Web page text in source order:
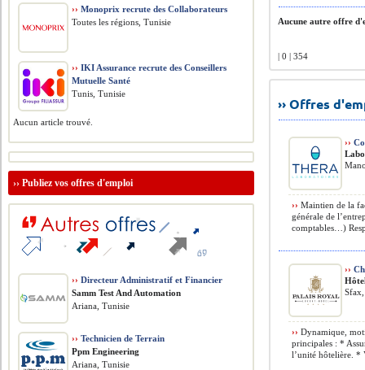
Aucune autre offre
| 0 | 354
›› Offres
››
›› Maintien de la
générale de
comptables…)
››
›› Dynamique,
principales : *
l’unité hôtelière. *
›› Monoprix recrute des Collaborateurs
Toutes les régions, Tunisie
›› IKI Assurance recrute des Conseillers
Mutuelle Santé
Tunis, Tunisie
Aucun article trouvé.
››Publiez vos offres d'emploi
›› Directeur Administratif et Financier
Samm Test And Automation
Ariana, Tunisie
›› Technicien de Terrain
Ppm Engineering
Ariana, Tunisie